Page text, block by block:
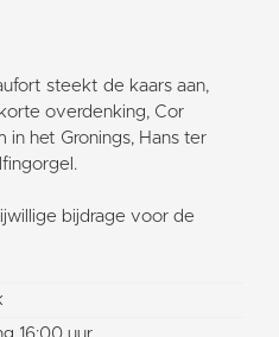
steekt de kaars aan,
overdenking, Cor
in het Gronings, Hans ter
bijdrage voor de